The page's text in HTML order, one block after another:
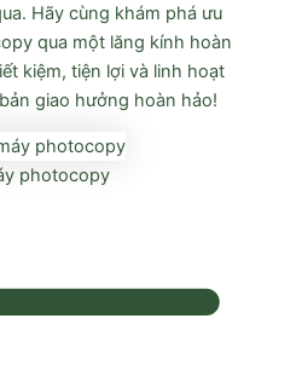
Hãy cùng khám phá ưu
qua một lăng kính hoàn
kiệm, tiện lợi và linh hoạt
giao hưởng hoàn hảo!
photocopy